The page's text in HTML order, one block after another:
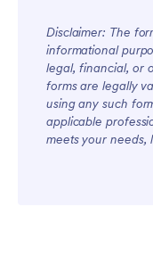
Disclaimer: The
informational
legal, financial, or
forms are legally
using any such
applicable
meets your needs,